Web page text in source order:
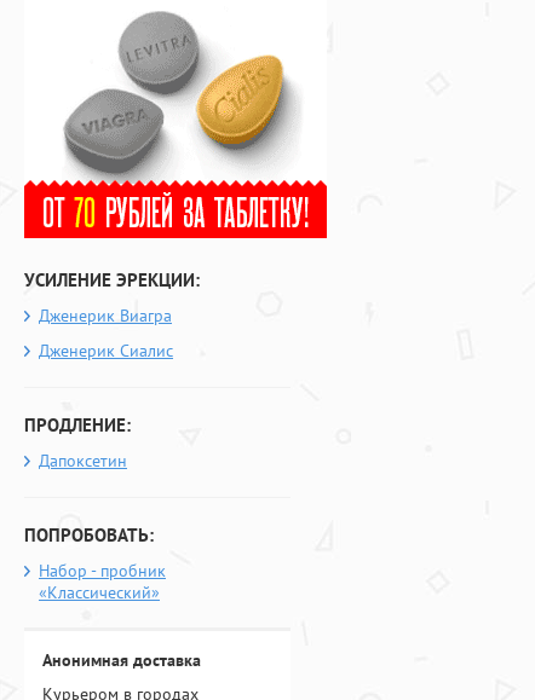
УСИЛЕНИЕ ЭРЕКЦИИ:
Дженерик Виагра
Дженерик Сиалис
ПРОДЛЕНИЕ:
Дапоксетин
ПОПРОБОВАТЬ:
Набор - пробник
«Классический»
Анонимная доставка
Курьером в городах